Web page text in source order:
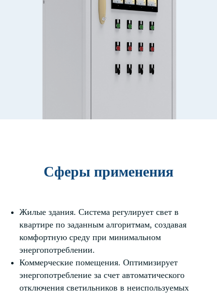
Сферы применения
Жилые здания. Система регулирует свет в
квартире по заданным алгоритмам, создавая
комфортную среду при минимальном
энергопотреблении.
Коммерческие помещения. Оптимизирует
энергопотребление за счет автоматического
отключения светильников в неиспользуемых